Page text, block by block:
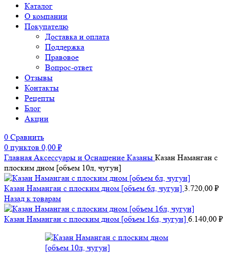
Каталог
О компании
Покупателю
Доставка и оплата
Поддержка
Правовое
Вопрос-ответ
Отзывы
Контакты
Рецепты
Блог
Акции
0 Сравнить
0 пунктов 0,00 ₽
Главная Аксессуары и Оснащение Казаны Казан Наманган с
плоским дном [объем 10л, чугун]
Казан Наманган с плоским дном [объем 6л, чугун] 3.720,00 ₽
Назад к товарам
Казан Наманган с плоским дном [объем 16л, чугун] 6.140,00 ₽